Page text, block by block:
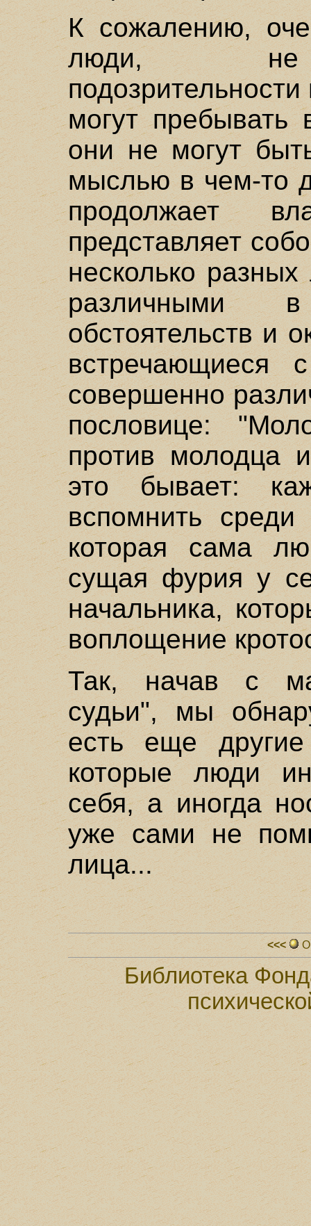
К сожалению,
люди, не
могут пребывать
они не могут
мыслью в чем-то
продолжает
представляет
несколько
различными
обстоятельств и
совершенно
пословице:
против молодца
это бывает:
вспомнить
которая сама
сущая фурия у
начальника,
воплощение
Так, начав с
судьи", мы
есть еще
которые люди
себя, а иногда
уже сами не
лица...
<<<
Библиотека